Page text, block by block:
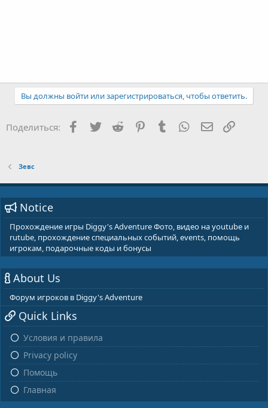
Вы должны войти или зарегистрироваться, чтобы ответить.
Поделиться: Facebook
Twitter Reddit PinterestTumblr WhatsApp
E-mail
Зевс
Notice
Прохождение игры Diggy's Adventure Фото, видео на youtube и
rutube, прохождение специальных событий, events, помощь
игрокам, подарочные коды и бонусы
About Us
Форум игроков в Diggy's Adventure
Quick Links
Условия и правила
Privacy policy
Помощь
Главная